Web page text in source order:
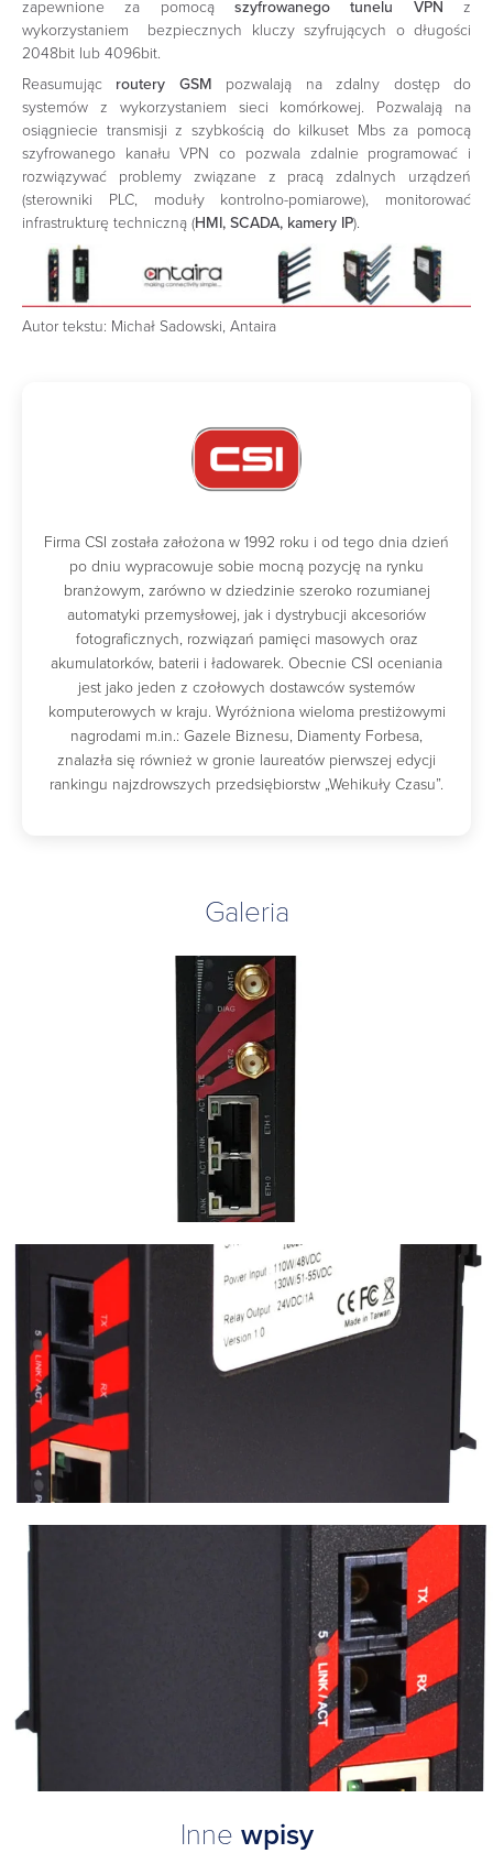
zapewnione za pomocą szyfrowanego tunelu VPN z
wykorzystaniem bezpiecznych kluczy szyfrujących o długości
2048bit lub 4096bit.
Reasumując routery GSM pozwalają na zdalny dostęp do
systemów z wykorzystaniem sieci komórkowej. Pozwalają na
osiągniecie transmisji z szybkością do kilkuset Mbs za pomocą
szyfrowanego kanału VPN co pozwala zdalnie programować i
rozwiązywać problemy związane z pracą zdalnych urządzeń
(sterowniki PLC, moduły kontrolno-pomiarowe), monitorować
infrastrukturę techniczną (HMI, SCADA, kamery IP).
Autor tekstu: Michał Sadowski, Antaira
Firma CSI została założona w 1992 roku i od tego dnia dzień
po dniu wypracowuje sobie mocną pozycję na rynku
branżowym, zarówno w dziedzinie szeroko rozumianej
automatyki przemysłowej, jak i dystrybucji akcesoriów
fotograficznych, rozwiązań pamięci masowych oraz
akumulatorków, baterii i ładowarek. Obecnie CSI oceniania
jest jako jeden z czołowych dostawców systemów
komputerowych w kraju. Wyróżniona wieloma prestiżowymi
nagrodami m.in.: Gazele Biznesu, Diamenty Forbesa,
znalazła się również w gronie laureatów pierwszej edycji
rankingu najzdrowszych przedsiębiorstw „Wehikuły Czasu”.
Galeria
Inne wpisy